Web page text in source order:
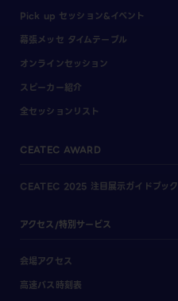
Pick up セッション&イベント
幕張メッセ タイムテーブル
オンラインセッション
スピーカー紹介
全セッションリスト
CEATEC AWARD
CEATEC 2025 注目展示ガイドブック
アクセス/特別サービス
会場アクセス
高速バス時刻表